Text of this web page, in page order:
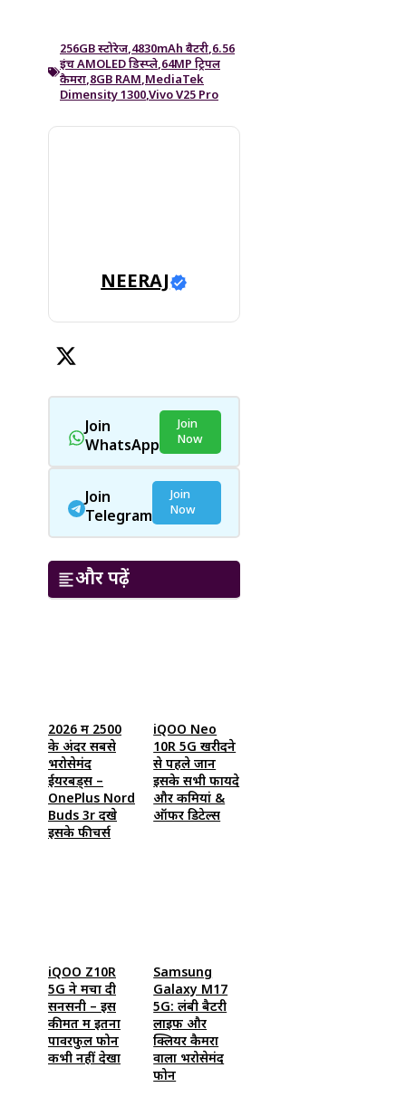
256GB स्टोरेज,4830mAh बैटरी,6.56
इंच AMOLED डिस्प्ले,64MP ट्रिपल
कैमरा,8GB RAM,MediaTek
Dimensity 1300,Vivo V25 Pro
NEERAJ
Join
WhatsApp
Join
Now
Join
Telegram
Join
Now
और पढ़ें
2026 में ₹2500
के अंदर सबसे
भरोसेमंद
ईयरबड्स –
OnePlus Nord
Buds 3r देंखे
इसके फीचर्स
iQOO Neo
10R 5G खरीदने
से पहले जानें
इसके सभी फायदे
और कमियां &
ऑफर डिटेल्स
iQOO Z10R
5G ने मचा दी
सनसनी – इस
कीमत में इतना
पावरफुल फोन
कभी नहीं देखा
Samsung
Galaxy M17
5G: लंबी बैटरी
लाइफ और
क्लियर कैमरा
वाला भरोसेमंद
फोन